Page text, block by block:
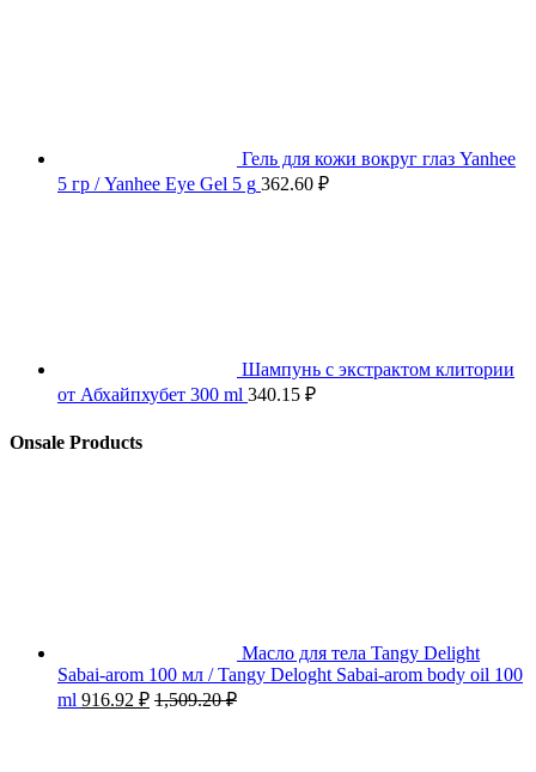
Гель для кожи вокруг глаз Yanhee
5 гр / Yanhee Eye Gel 5 g 362.60 ₽
Шампунь с экстрактом клитории
от Абхайпхубет 300 ml 340.15 ₽
Onsale Products
Масло для тела Tangy Delight
Sabai-arom 100 мл / Tangy Deloght Sabai-arom body oil 100
ml 916.92 ₽ 1,509.20₽